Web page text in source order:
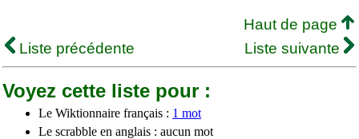
Haut de page
Liste précédente
Liste suivante
Voyez cette liste pour :
Le Wiktionnaire français : 1 mot
Le scrabble en anglais : aucun mot